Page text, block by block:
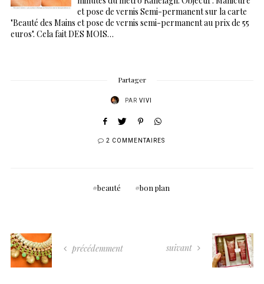
et pose de vernis Semi-permanent sur la carte
"Beauté des Mains et pose de vernis semi-permanent au prix de 55
euros". Cela fait DES MOIS…
Partager
PAR VIVI
2 COMMENTAIRES
beauté bon plan
précédemment suivant